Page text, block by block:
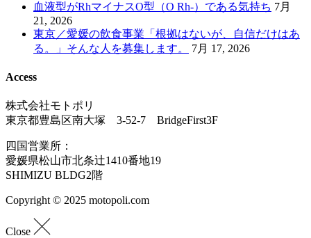
血液型がRhマイナスO型（O Rh-）である気持ち 7月
21, 2026
東京／愛媛の飲食事業「根拠はないが、自信だけはあ
る。」そんな人を募集します。
7月 17, 2026
Access
株式会社モトポリ
東京都豊島区南大塚 3-52-7 BridgeFirst3F
四国営業所：
愛媛県松山市北条辻1410番地19
SHIMIZU BLDG2階
Copyright © 2025 motopoli.com
Close